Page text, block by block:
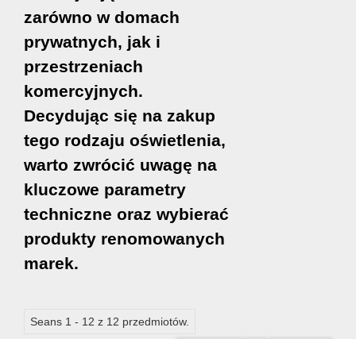
zarówno w domach
prywatnych, jak i
przestrzeniach
komercyjnych.
Decydując się na zakup
tego rodzaju oświetlenia,
warto zwrócić uwagę na
kluczowe parametry
techniczne oraz wybierać
produkty renomowanych
marek.
Seans 1 - 12 z 12 przedmiotów.